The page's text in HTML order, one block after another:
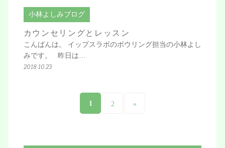
小林よしみブログ
カウンセリングとレッスン
こんばんは。 イップスラボのボウリング担当の小林よし
みです。 昨日は…
2018.10.23
1 2 »